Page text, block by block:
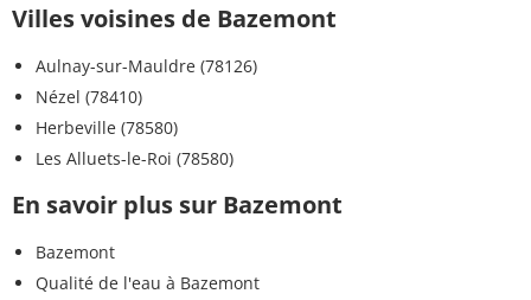
Villes voisines de Bazemont
Aulnay-sur-Mauldre (78126)
Nézel (78410)
Herbeville (78580)
Les Alluets-le-Roi (78580)
En savoir plus sur Bazemont
Bazemont
Qualité de l'eau à Bazemont